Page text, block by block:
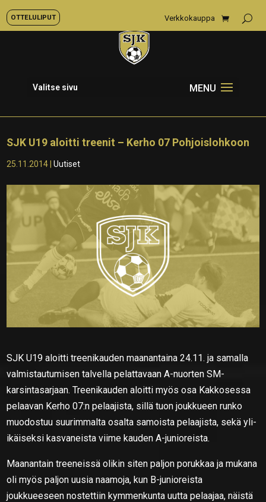
OTTELULIPUT Verkkokauppa
Valitse sivu
SJK U19 aloitti treenit – Kerho 07 Pohjoislohkoon
25.11.2014 |Uutiset
SJK U19 aloitti treenikauden maanantaina 24.11. ja samalla
valmistautumisen talvella pelattavaan A-nuorten SM-
karsintasarjaan. Treenikauden aloitti myös osa Kakkosessa
pelaavan Kerho 07:n pelaajista, sillä tuon joukkueen runko
muodostuu suurimmalta osalta samoista pelaajista, sekä yli-
ikäiseksi kasvaneista viime kauden A-junioreista.
Maanantain treeneissä olikin siten paljon porukkaa ja mukana
oli myös paljon uusia naamoja, kun B-junioreista
joukkueeseen nostettiin kymmenkunta uutta pelaajaa, näistä